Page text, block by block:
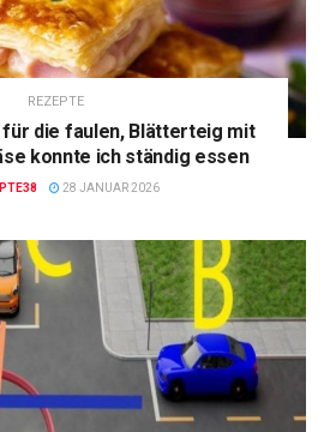
REZEPTE
für die faulen, Blätterteig mit
konnte ich ständig essen
28 JANUAR 2026